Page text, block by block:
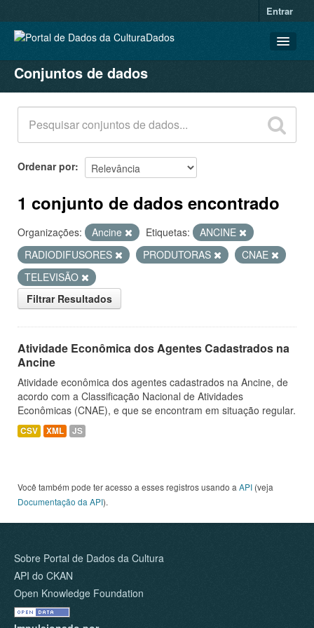
Entrar
CONJUNTOS DE DADOS
ORGANIZAÇÕES
GRUPOS
SOBRE
Conjuntos de dados
Ordenar por
1 conjunto de dados encontrado
Organizações: Ancine Etiquetas:
ANCINE
RADIODIFUSORES
PRODUTORAS
CNAE
TELEVISÃO
Filtrar Resultados
Atividade Econômica dos Agentes Cadastrados na
Ancine
Atividade econômica dos agentes cadastrados na Ancine, de
acordo com a Classificação Nacional de Atividades
Econômicas (CNAE), e que se encontram em situação regular.
CSV XML JS
Você também pode ter acesso a esses registros usando a API (veja
Documentação da API).
Sobre Portal de Dados da Cultura
API do CKAN
Open Knowledge Foundation